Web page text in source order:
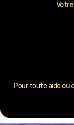
Pour toute aide ou